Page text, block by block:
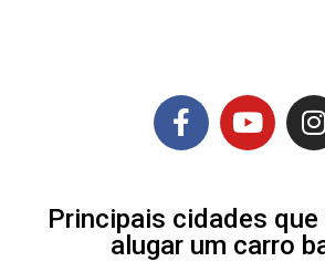
Principais cidades
alugar um carro